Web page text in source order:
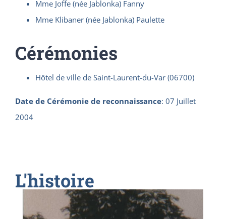
Mme Joffe (née Jablonka) Fanny
Mme Klibaner (née Jablonka) Paulette
Cérémonies
Hôtel de ville de Saint-Laurent-du-Var (06700)
Date de Cérémonie de reconnaissance: 07 Juillet
2004
L'histoire